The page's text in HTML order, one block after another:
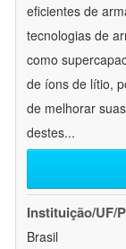
eficientes de
tecnologias de
como
de íons de lítio,
de melhorar
destes...
Instituição/UF/
Brasil